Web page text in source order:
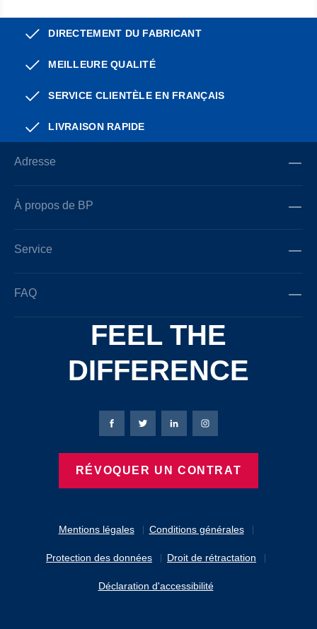
DIRECTEMENT DU FABRICANT
MEILLEURE QUALITÉ
SERVICE CLIENTÈLE EN FRANÇAIS
LIVRAISON RAPIDE
Adresse
À propos de BP
Service
FAQ
FEEL THE
DIFFERENCE
Mentions légales Conditions générales
Protection des données Droit de rétractation
Déclaration d'accessibilité
Page Facebook de Bierbaum-Proenen
Page X de Bierbaum-Proenen
Page LinkedIn de
Page Instagram de
RÉVOQUER UN CONTRAT